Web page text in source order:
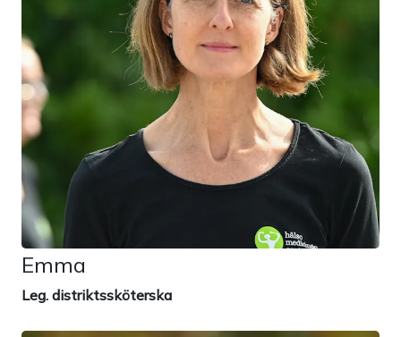
Emma
Leg. distriktssköterska